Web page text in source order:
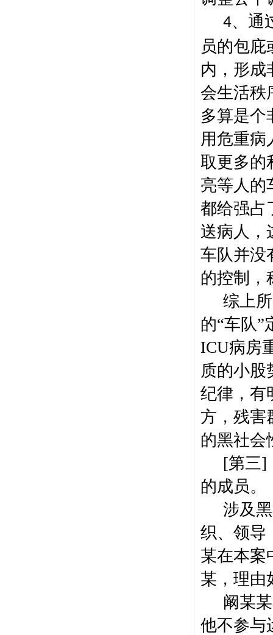
4、 通
员的包
内，形成
会生活秩
多算是个
用危重病
取更多的
亮等人的
都给强占
送病人，
车队并没
的控制
，
综上
的“车队”
ICU病房
质的小股
纪律，有
方，残害
的黑社会
[第三]
的成员。
涉及
织、领导
某在本案
某，理由
阚某
他不参与